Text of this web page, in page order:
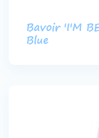
Bavoir 'I'M
Blue